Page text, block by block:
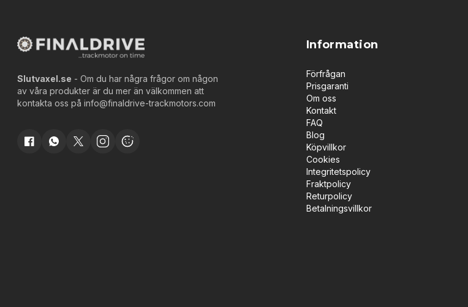
Slutvaxel.se - Om du har några frågor om någon
av våra produkter är du mer än välkommen att
kontakta oss på info@finaldrive-trackmotors.com
Information
Förfrågan
Prisgaranti
Om oss
Kontakt
FAQ
Blog
Köpvillkor
Cookies
Integritetspolicy
Fraktpolicy
Returpolicy
Betalningsvillkor